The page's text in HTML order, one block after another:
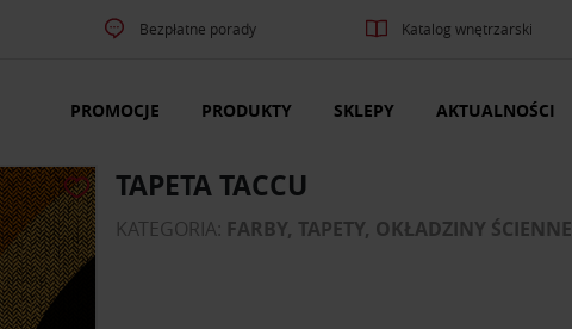
Bezpłatne porady Katalog wnętrzarski
PROMOCJE PRODUKTY SKLEPY AKTUALNOŚCI
TAPETA TACCU
KATEGORIA: FARBY, TAPETY, OKŁADZINY ŚCIENNE